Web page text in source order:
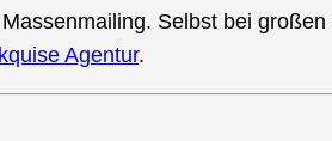
Selbst bei großen
Agentur.